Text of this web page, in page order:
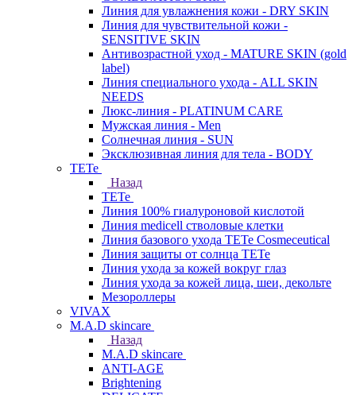
Линия для увлажнения кожи - DRY SKIN
Линия для чувствительной кожи -
SENSITIVE SKIN
Антивозрастной уход - MATURE SKIN (gold
label)
Линия специального ухода - ALL SKIN
NEEDS
Люкс-линия - PLATINUM CARE
Мужская линия - Men
Солнечная линия - SUN
Эксклюзивная линия для тела - BODY
TETe
Назад
TETe
Линия 100% гиалуроновой кислотой
Линия medicell стволовые клетки
Линия базового ухода TETe Cosmeceutical
Линия защиты от солнца TETe
Линия ухода за кожей вокруг глаз
Линия ухода за кожей лица, шеи, декольте
Мезороллеры
VIVAX
M.A.D skincare
Назад
M.A.D skincare
ANTI-AGE
Brightening